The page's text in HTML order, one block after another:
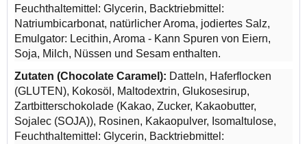
Feuchthaltemittel: Glycerin, Backtriebmittel:
Natriumbicarbonat, natürlicher Aroma, jodiertes Salz,
Emulgator: Lecithin, Aroma - Kann Spuren von Eiern,
Soja, Milch, Nüssen und Sesam enthalten.
Zutaten (Chocolate Caramel): Datteln, Haferflocken
(GLUTEN), Kokosöl, Maltodextrin, Glukosesirup,
Zartbitterschokolade (Kakao, Zucker, Kakaobutter,
Sojalec (SOJA)), Rosinen, Kakaopulver, Isomaltulose,
Feuchthaltemittel: Glycerin, Backtriebmittel: